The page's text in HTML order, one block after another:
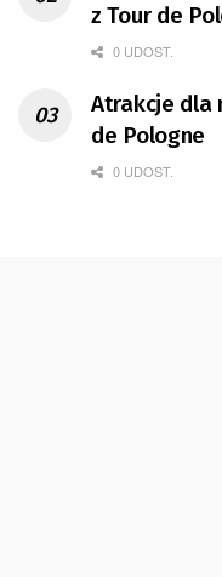
z Tour de
0 UDOST.
Atrakcje dla
de Pologne
0 UDOST.